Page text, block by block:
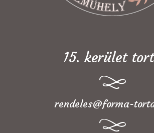
15. kerület
rendeles@forma-